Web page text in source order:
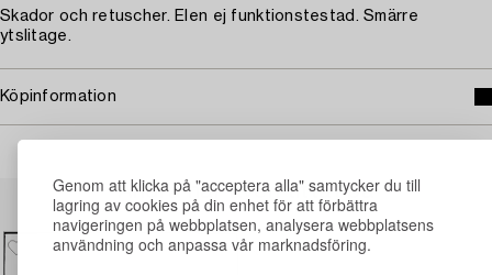
Genom att klicka på "acceptera alla" samtycker du till
lagring av cookies på din enhet för att förbättra
navigeringen på webbplatsen, analysera webbplatsens
användning och anpassa vår marknadsföring.
Skador och retuscher. Elen ej funktionstestad. Smärre
ytslitage.
Köpinformation
Andra har även tittat på